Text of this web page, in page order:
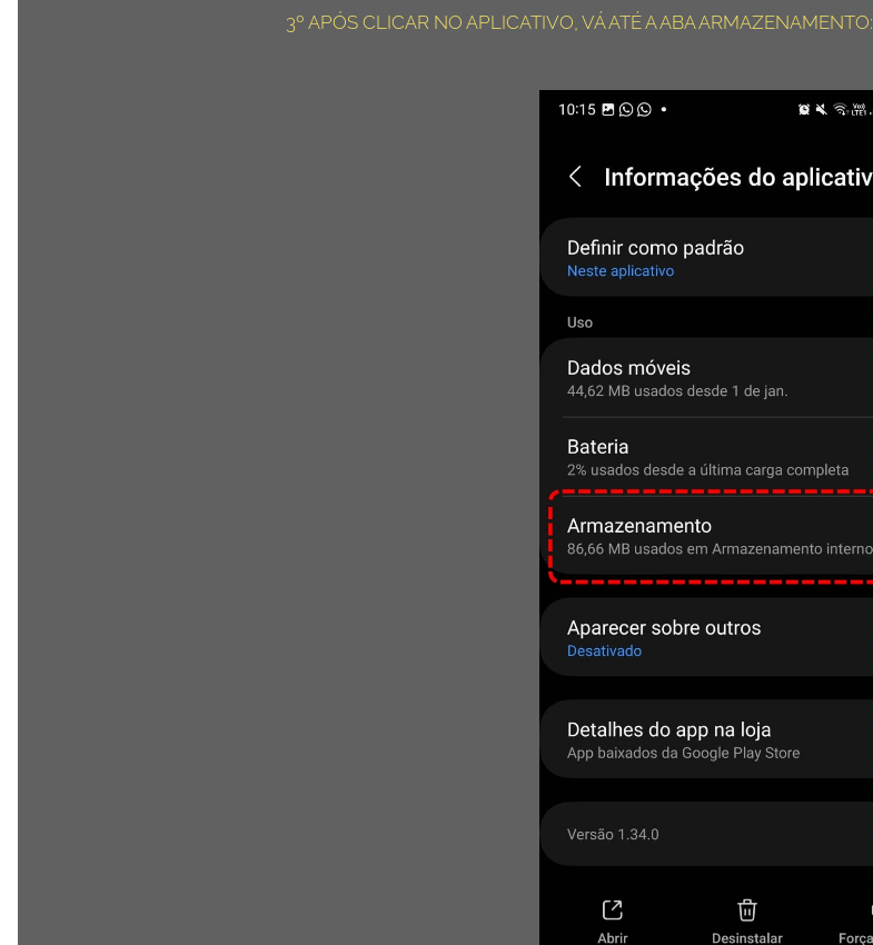
3º APÓS CLICAR NO APLICATIVO, VÁ ATÉ A ABA ARMAZENAMENTO: